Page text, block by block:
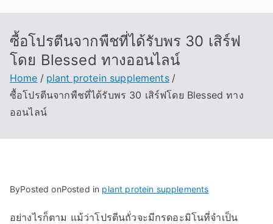
ซื้อโปรตีนจากพืชที่ได้รับพร 30 เสิร์ฟ
โดย Blessed ทางออนไลน์
Home
plant protein supplements
ซื้อโปรตีนจากพืชที่ได้รับพร 30 เสิร์ฟโดย Blessed ทาง
ออนไลน์
ByPosted onPosted in plant protein supplements
อย่างไรก็ตาม แม้ว่าโปรตีนถั่วจะมีกรดอะมิโนที่จำเป็น